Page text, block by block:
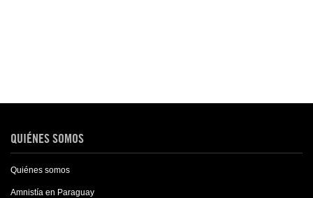
QUIÉNES SOMOS
Quiénes somos
Amnistía en Paraguay